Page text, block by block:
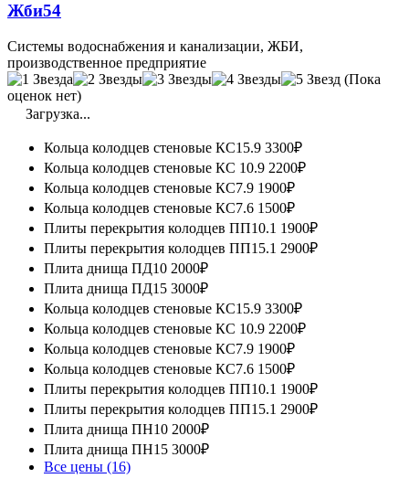
Жби54
Системы водоснабжения и канализации, ЖБИ,
производственное предприятие
(Пока
оценок нет)
Загрузка...
Кольца колодцев стеновые КС15.9 3300₽
Кольца колодцев стеновые КС 10.9 2200₽
Кольца колодцев стеновые КС7.9 1900₽
Кольца колодцев стеновые КС7.6 1500₽
Плиты перекрытия колодцев ПП10.1 1900₽
Плиты перекрытия колодцев ПП15.1 2900₽
Плита днища ПД10 2000₽
Плита днища ПД15 3000₽
Кольца колодцев стеновые КС15.9 3300₽
Кольца колодцев стеновые КС 10.9 2200₽
Кольца колодцев стеновые КС7.9 1900₽
Кольца колодцев стеновые КС7.6 1500₽
Плиты перекрытия колодцев ПП10.1 1900₽
Плиты перекрытия колодцев ПП15.1 2900₽
Плита днища ПН10 2000₽
Плита днища ПН15 3000₽
Все цены (16)